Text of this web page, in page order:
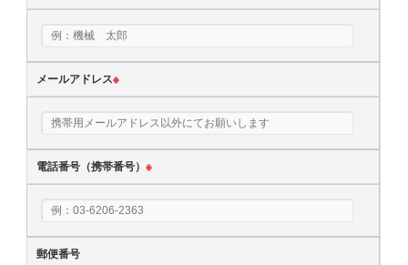
メールアドレス※
電話番号（携帯番号）※
郵便番号